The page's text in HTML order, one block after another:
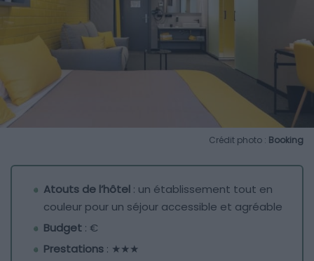
Crédit photo : Booking
Atouts de l’hôtel : un établissement tout en
couleur pour un séjour accessible et agréable
Budget : €
Prestations : ★★★